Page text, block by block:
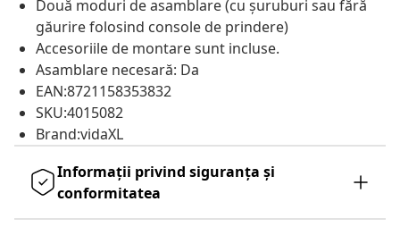
Două moduri de asamblare (cu șuruburi sau fără
găurire folosind console de prindere)
Accesoriile de montare sunt incluse.
Asamblare necesară: Da
EAN:8721158353832
SKU:4015082
Brand:vidaXL
Informații privind siguranța și
conformitatea